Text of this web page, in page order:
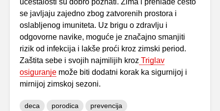
učestalosti su dobro poznati. Zima i prehlade često
se javljaju zajedno zbog zatvorenih prostora i
oslabljenog imuniteta. Uz brigu o zdravlju i
odgovorne navike, moguće je značajno smanjiti
rizik od infekcija i lakše proći kroz zimski period.
Zaštita sebe i svojih najmilijih kroz Triglav
osiguranje može biti dodatni korak ka sigurnijoj i
mirnijoj zimskoj sezoni.
deca porodica prevencija